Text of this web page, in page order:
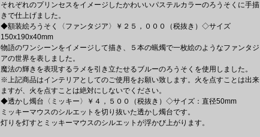
それぞれのプリンセスをイメージしたかわいいパステルカラーのろうそくに手描
きで仕上げました。
◆額装絵ろうそく〈ファンタジア〉￥２５，０００（税抜き）◇サイズ
150x190x40mm
物語のワンシーンをイメージして描き、５本の蝋燭で一枚絵のようなファンタジ
アの世界を表しました。
魔法の輝きを表現するラメを引き立たせるブルーのろうそくを使用しました。
※上記商品はインテリアとしてのご使用をお願い致します。火を点すことは出来
ますが、火を点すことは絶対にしないでください。
◆透かし燭台〈ミッキー〉￥４，５００（税抜き）◇サイズ：直径50mm
ミッキーマウスのシルエットを切り抜いた透かし燭台です。
灯りを灯すとミッキーマウスのシルエットが浮かび上がります。